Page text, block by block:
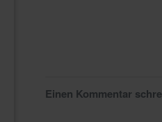
Einen Kommentar